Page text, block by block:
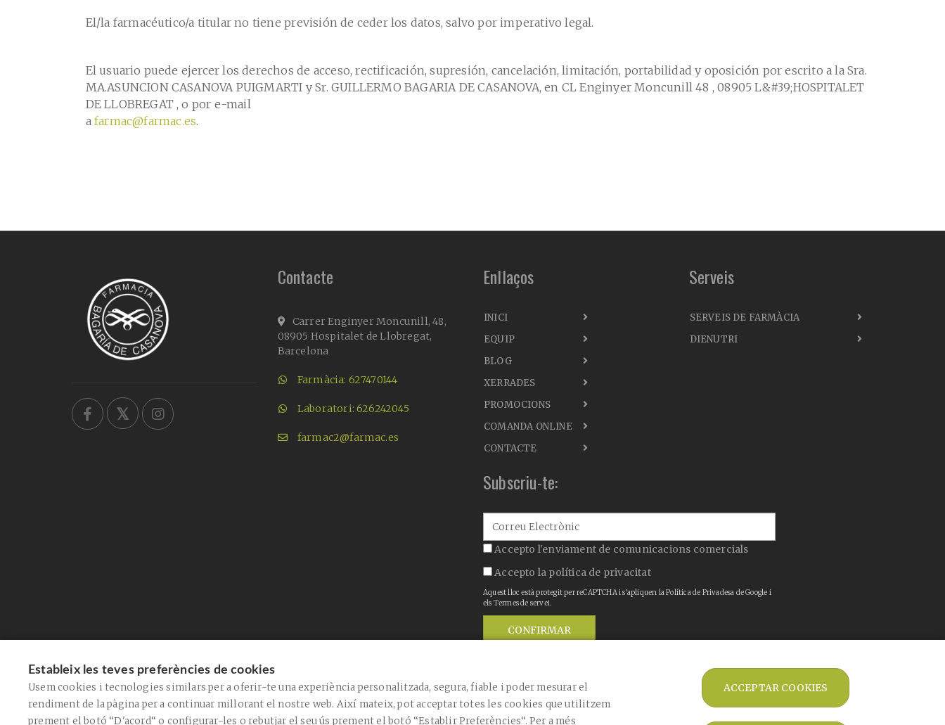
El/la farmacéutico/a titular no tiene previsión de ceder los datos, salvo por imperativo legal.
El usuario puede ejercer los derechos de acceso, rectificación, supresión, cancelación, limitación, portabilidad y oposición por escrito a la Sra.
MA.ASUNCION CASANOVA PUIGMARTI y Sr. GUILLERMO BAGARIA DE CASANOVA, en CL Enginyer Moncunill 48 , 08905 L&#39;HOSPITALET
DE LLOBREGAT , o por e-mail
a farmac@farmac.es.
Contacte
Carrer Enginyer Moncunill, 48,
08905 Hospitalet de Llobregat,
Barcelona
Farmàcia: 627470144
Laboratori: 626242045
farmac2@farmac.es
Enllaços
INICI
EQUIP
BLOG
XERRADES
PROMOCIONS
COMANDA ONLINE
CONTACTE
Serveis
SERVEIS DE FARMÀCIA
DIENUTRI
Subscriu-te:
Accepto l'enviament de comunicacions comercials
Accepto la política de privacitat
Aquest lloc està protegit per reCAPTCHA i s'apliquen laPolítica de Privadesa de Google i
els Termes de servei.
CONFIRMAR
ENVIAR
Estableix les teves preferències de cookies
Usem cookies i tecnologies similars per a oferir-te una experiència personalitzada, segura, fiable i poder mesurar el
rendiment de la pàgina per a continuar millorant el nostre web. Així mateix, pot acceptar totes les cookies que utilitzem
prement el botó “D'acord“ o configurar-les o rebutjar el seu ús prement el botó “Establir Preferències“. Per a més
ACCEPTAR COOKIES